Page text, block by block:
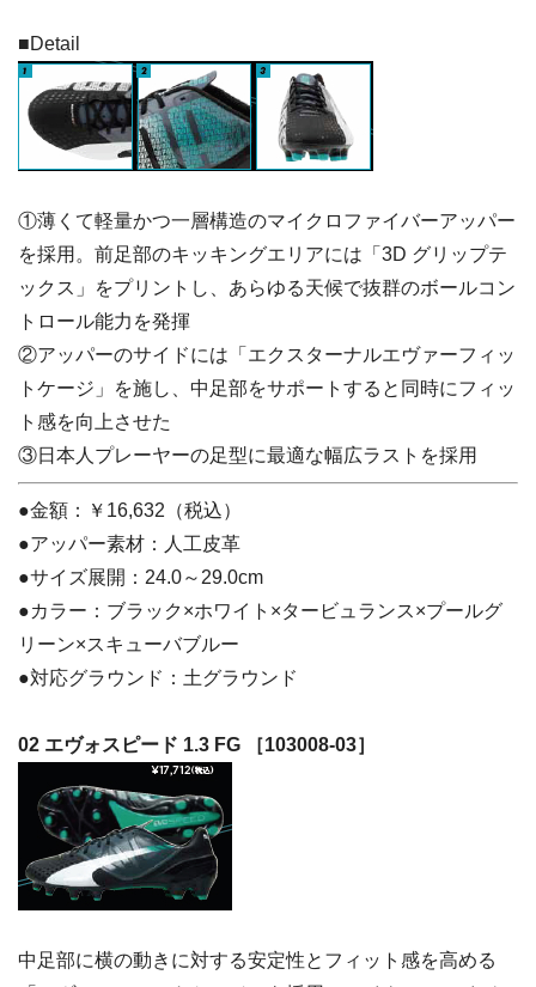
■Detail
①薄くて軽量かつ一層構造のマイクロファイバーアッパー
を採用。前足部のキッキングエリアには「3D グリップテ
ックス」をプリントし、あらゆる天候で抜群のボールコン
トロール能力を発揮
②アッパーのサイドには「エクスターナルエヴァーフィッ
トケージ」を施し、中足部をサポートすると同時にフィッ
ト感を向上させた
③日本人プレーヤーの足型に最適な幅広ラストを採用
●金額：￥16,632（税込）
●アッパー素材：人工皮革
●サイズ展開：24.0～29.0cm
●カラー：ブラック×ホワイト×タービュランス×プールグ
リーン×スキューバブルー
●対応グラウンド：土グラウンド
02 エヴォスピード 1.3 FG ［103008-03］
中足部に横の動きに対する安定性とフィット感を高める